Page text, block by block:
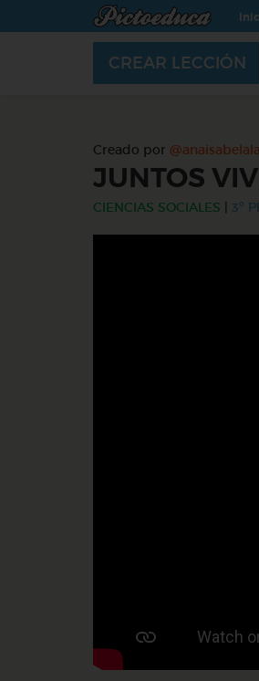
CREAR LECCIÓN
Creado por
JUNTOS
CIENCIAS SOCIALES 3º